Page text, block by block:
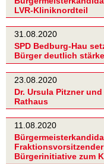
LVR-Kliniknordteil
31.08.2020
SPD Bedburg-Hau
Bürger deutlich
23.08.2020
Dr. Ursula Pitzner
Rathaus
11.08.2020
Bürgerinitiative zum